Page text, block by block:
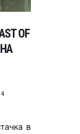
OF
4
в